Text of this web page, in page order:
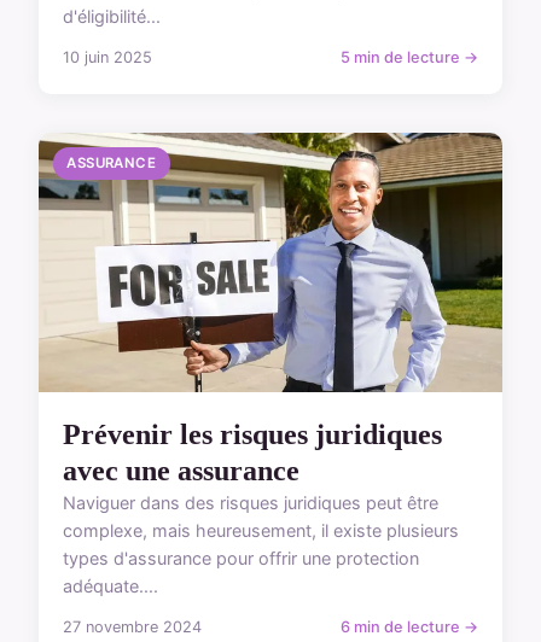
d'éligibilité...
10 juin 2025 5 min de lecture →
ASSURANCE
Prévenir les risques juridiques
avec une assurance
Naviguer dans des risques juridiques peut être
complexe, mais heureusement, il existe plusieurs
types d'assurance pour offrir une protection
adéquate....
27 novembre 2024 6 min de lecture →